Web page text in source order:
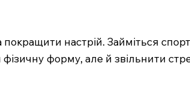
покращити настрій. Займіться
форму, але й звільнити